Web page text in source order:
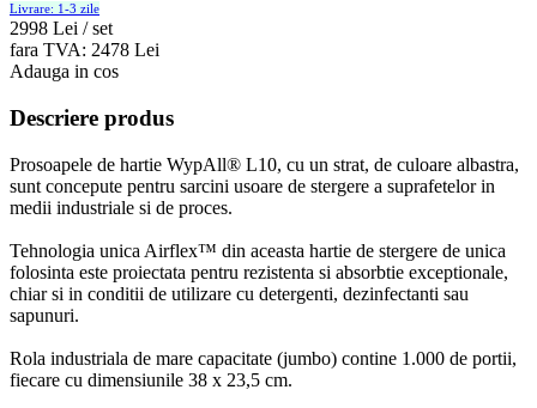
Livrare: 1-3 zile
2998 Lei / set
fara TVA: 2478 Lei
Adauga in cos
Descriere produs
Prosoapele de hartie WypAll® L10, cu un strat, de culoare albastra,
sunt concepute pentru sarcini usoare de stergere a suprafetelor in
medii industriale si de proces.
Tehnologia unica Airflex™ din aceasta hartie de stergere de unica
folosinta este proiectata pentru rezistenta si absorbtie exceptionale,
chiar si in conditii de utilizare cu detergenti, dezinfectanti sau
sapunuri.
Rola industriala de mare capacitate (jumbo) contine 1.000 de portii,
fiecare cu dimensiunile 38 x 23,5 cm.